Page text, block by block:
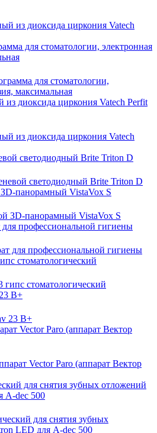
для стоматологии, электронная
диоксида циркония Vatech Perfit
светодиодный Brite Triton D
панорамный VistaVox S
профессиональной гигиены
стоматологический
B+
Vector Paro (аппарат Вектор
для снятия зубных отложений
A-dec 500